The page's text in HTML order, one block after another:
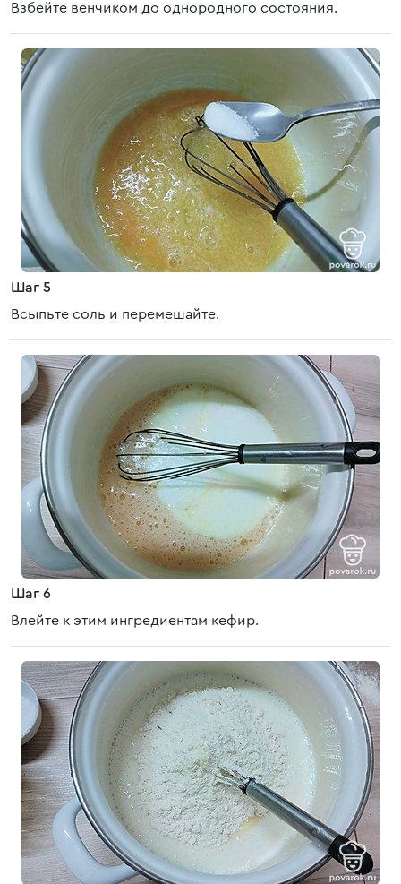
Взбейте венчиком до однородного состояния.
Шаг 5
Всыпьте соль и перемешайте.
Шаг 6
Влейте к этим ингредиентам кефир.